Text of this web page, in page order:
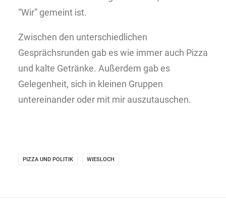
“Wir” gemeint ist.
Zwischen den unterschiedlichen
Gesprächsrunden gab es wie immer auch Pizza
und kalte Getränke. Außerdem gab es
Gelegenheit, sich in kleinen Gruppen
untereinander oder mit mir auszutauschen.
PIZZA UND POLITIK WIESLOCH